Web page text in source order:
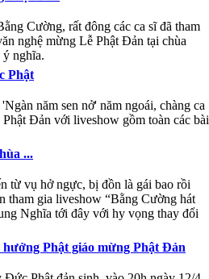
Cường, rất đông các ca sĩ đã tham
nghệ mừng Lễ Phật Đản tại chùa
nghĩa.
Phật
năm sen nở' năm ngoái, chàng ca
Đản với liveshow gồm toàn các bài
...
từ vụ hở ngực, bị đồn là gái bao rồi
tham gia liveshow “Bằng Cường hát
Nghĩa tới đây với hy vọng thay đổi
Phật giáo mừng Phật Đản